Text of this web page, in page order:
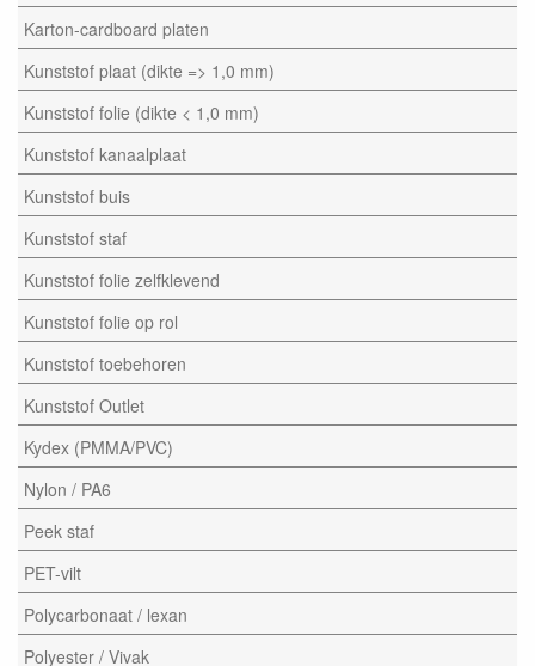
Karton-cardboard platen
Kunststof plaat (dikte => 1,0 mm)
Kunststof folie (dikte < 1,0 mm)
Kunststof kanaalplaat
Kunststof buis
Kunststof staf
Kunststof folie zelfklevend
Kunststof folie op rol
Kunststof toebehoren
Kunststof Outlet
Kydex (PMMA/PVC)
Nylon / PA6
Peek staf
PET-vilt
Polycarbonaat / lexan
Polyester / Vivak